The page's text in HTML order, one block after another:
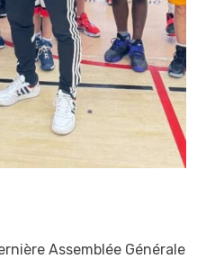
Assemblée Générale